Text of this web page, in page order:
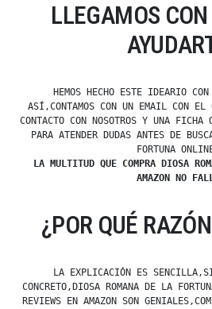
LLEGAMOS
HEMOS HECHO ESTE IDEARIO
ASÍ,CONTAMOS CON UN EMAIL CON EL
CONTACTO CON NOSOTROS Y UNA FICHA
PARA ATENDER DUDAS ANTES DE
FORTUNA
LA MULTITUD QUE COMPRA DIOSA
AMAZON NO
¿POR QUÉ
LA EXPLICACIÓN ES
CONCRETO,DIOSA ROMANA DE LA
REVIEWS EN AMAZON SON